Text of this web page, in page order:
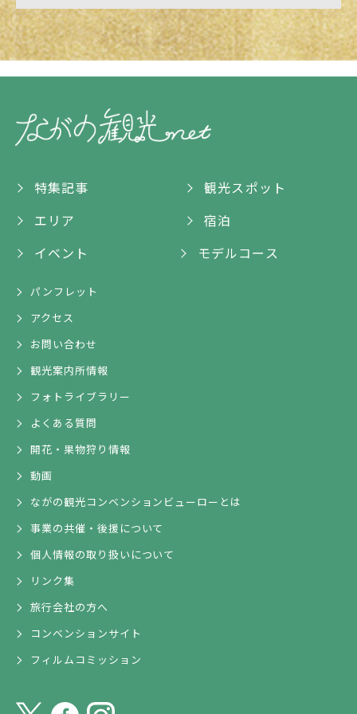
特集記事
観光スポット
エリア
宿泊
イベント
モデルコース
パンフレット
アクセス
お問い合わせ
観光案内所情報
フォトライブラリー
よくある質問
開花・果物狩り情報
動画
ながの観光コンベンションビューローとは
事業の共催・後援について
個人情報の取り扱いについて
リンク集
旅行会社の方へ
コンベンションサイト
フィルムコミッション